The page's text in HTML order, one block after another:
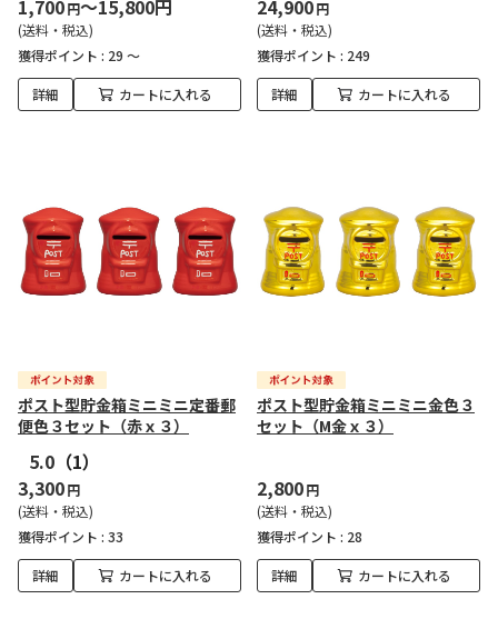
1,700円～15,800円
(送料・税込)
獲得ポイント : 29 ～
詳細 カートに入れる
24,900円
(送料・税込)
獲得ポイント : 249
詳細 カートに入れる
ポスト型貯金箱ミニミニ定番郵
便色３セット（赤ｘ３）
5.0 （1）
3,300円
(送料・税込)
獲得ポイント : 33
詳細 カートに入れる
ポスト型貯金箱ミニミニ金色３
セット（M金ｘ３）
2,800円
(送料・税込)
獲得ポイント : 28
詳細 カートに入れる